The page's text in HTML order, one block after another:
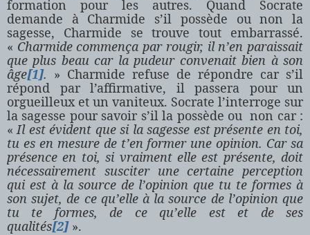
formation pour les autres. Quand Socrate
demande à Charmide s’il possède ou non la
sagesse, Charmide se trouve tout embarrassé.
« Charmide commença par rougir, il n’en paraissait
que plus beau car la pudeur convenait bien à son
âge[1]. » Charmide refuse de répondre car s’il
répond par l’affirmative, il passera pour un
orgueilleux et un vaniteux. Socrate l’interroge sur
la sagesse pour savoir s’il la possède ou non car :
« Il est évident que si la sagesse est présente en toi,
tu es en mesure de t’en former une opinion. Car sa
présence en toi, si vraiment elle est présente, doit
nécessairement susciter une certaine perception
qui est à la source de l’opinion que tu te formes à
son sujet, de ce qu’elle à la source de l’opinion que
tu te formes, de ce qu’elle est et de ses
qualités[2]».